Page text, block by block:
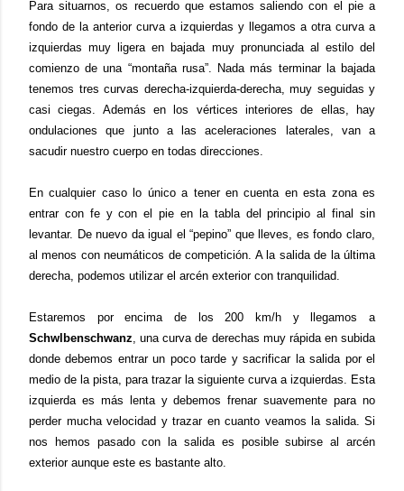
Para situarnos, os recuerdo que estamos saliendo con el pie a
fondo de la anterior curva a izquierdas y llegamos a otra curva a
izquierdas muy ligera en bajada muy pronunciada al estilo del
comienzo de una “montaña rusa”. Nada más terminar la bajada
tenemos tres curvas derecha-izquierda-derecha, muy seguidas y
casi ciegas. Además en los vértices interiores de ellas, hay
ondulaciones que junto a las aceleraciones laterales, van a
sacudir nuestro cuerpo en todas direcciones.
En cualquier caso lo único a tener en cuenta en esta zona es
entrar con fe y con el pie en la tabla del principio al final sin
levantar. De nuevo da igual el “pepino” que lleves, es fondo claro,
al menos con neumáticos de competición. A la salida de la última
derecha, podemos utilizar el arcén exterior con tranquilidad.
Estaremos por encima de los 200 km/h y llegamos a
Schwlbenschwanz , una curva de derechas muy rápida en subida
donde debemos entrar un poco tarde y sacrificar la salida por el
medio de la pista, para trazar la siguiente curva a izquierdas. Esta
izquierda es más lenta y debemos frenar suavemente para no
perder mucha velocidad y trazar en cuanto veamos la salida. Si
nos hemos pasado con la salida es posible subirse al arcén
exterior aunque este es bastante alto.